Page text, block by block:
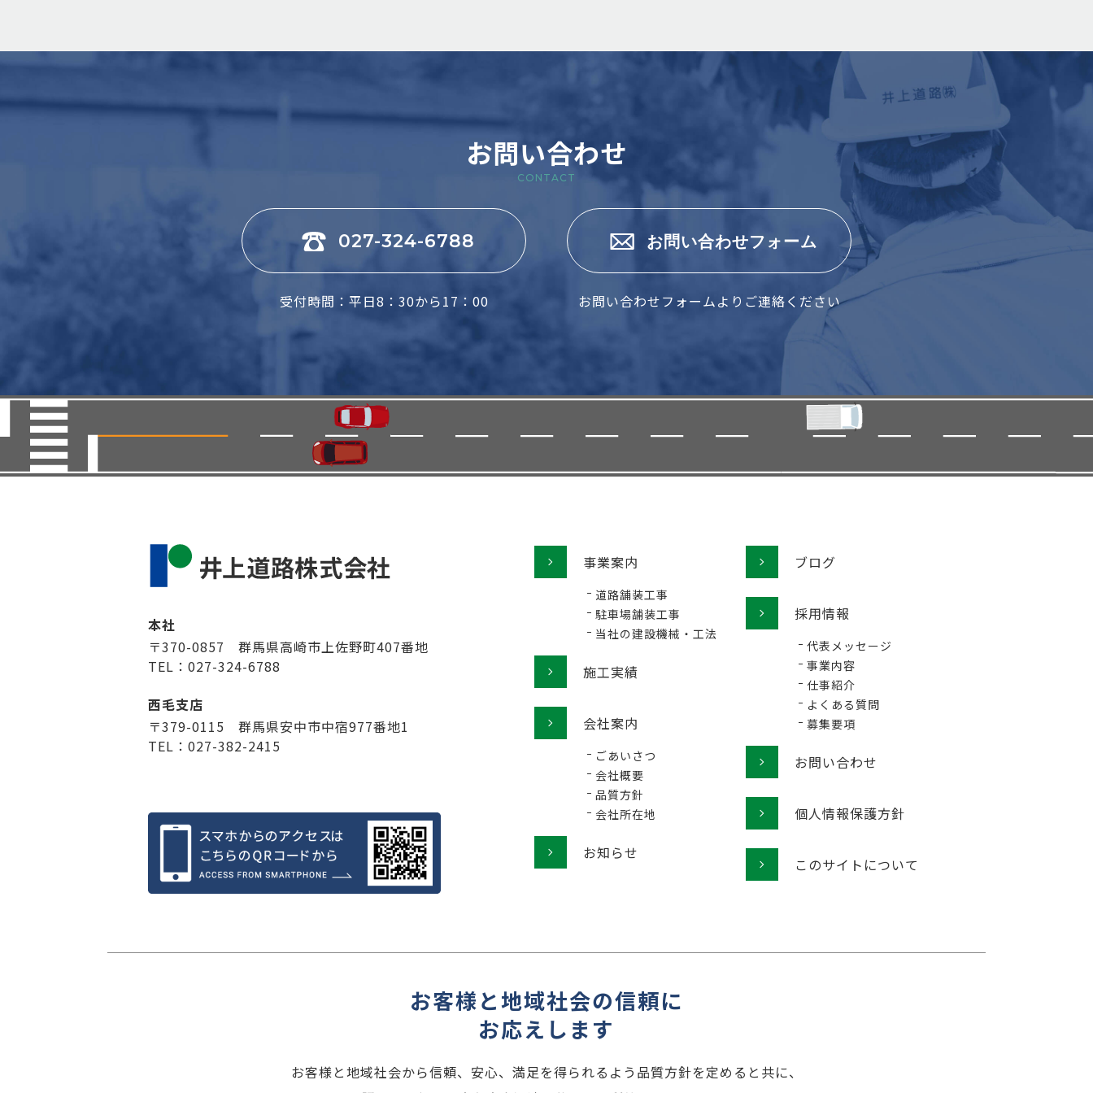
お問い合わせ
CONTACT
027-324-6788
受付時間：平日8：30から17：00
お問い合わせフォーム
お問い合わせフォームよりご連絡ください
本社
〒370-0857 群馬県高崎市上佐野町407番地
TEL：027-324-6788
西毛支店
〒379-0115 群馬県安中市中宿977番地1
TEL：027-382-2415
事業案内
道路舗装工事
駐車場舗装工事
当社の建設機械・工法
施工実績
会社案内
ごあいさつ
会社概要
品質方針
会社所在地
お知らせ
ブログ
採用情報
代表メッセージ
事業内容
仕事紹介
よくある質問
募集要項
お問い合わせ
個人情報保護方針
このサイトについて
お客様と地域社会の信頼に
お応えします
お客様と地域社会から信頼、安心、満足を得られるよう品質方針を定めると共に、